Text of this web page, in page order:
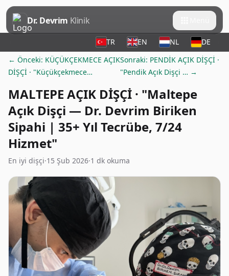
Dr. Devrim Klinik
TR EN NL
DE
← Önceki: KÜÇÜKÇEKMECE AÇIK
DİŞÇİ · "Küçükçekmece…
Sonraki: PENDİK AÇIK DİŞÇİ ·
"Pendik Açık Dişçi … →
MALTEPE AÇIK DİŞÇİ · "Maltepe
Açık Dişçi — Dr. Devrim Biriken
Sipahi | 35+ Yıl Tecrübe, 7/24
Hizmet"
En iyi dişçi·15 Şub 2026·1 dk okuma